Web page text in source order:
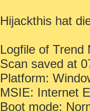
Hijackthis hat
Logfile of Trend
Scan saved at
Platform:
MSIE: Internet
Boot mode: